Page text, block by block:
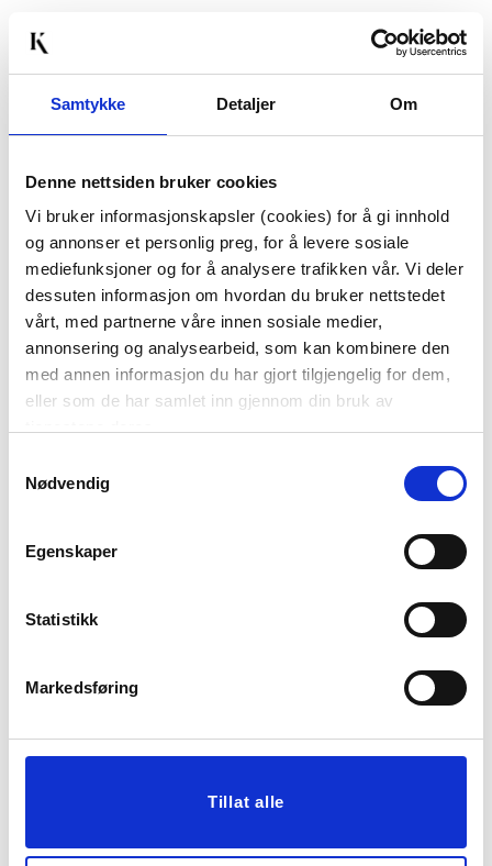
Samtykke Detaljer Om
Denne nettsiden bruker cookies
Vi bruker informasjonskapsler (cookies) for å gi innhold
og annonser et personlig preg, for å levere sosiale
mediefunksjoner og for å analysere trafikken vår. Vi deler
dessuten informasjon om hvordan du bruker nettstedet
vårt, med partnerne våre innen sosiale medier,
annonsering og analysearbeid, som kan kombinere den
med annen informasjon du har gjort tilgjengelig for dem,
eller som de har samlet inn gjennom din bruk av
Nødvendig
Egenskaper
Statistikk
Markedsføring
Tillat alle
Last ned bilde
Passer med
HYLLE NAIMA HØY LYS
EIK
1.999,00
KONSOLLBORD ETHAN
2.999,00
KJØP Vis mer